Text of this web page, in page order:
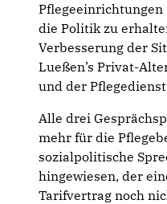
Pflegeeinrichtungen
die Politik zu
Verbesserung der
Lueßen’s Privat-
und der
Alle drei
mehr für die
sozialpolitische
hingewiesen, der
Tarifvertrag noch